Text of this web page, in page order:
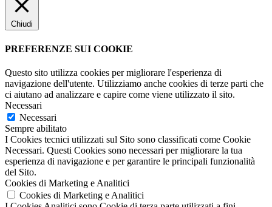
Chiudi
PREFERENZE SUI COOKIE
Questo sito utilizza cookies per migliorare l'esperienza di
navigazione dell'utente. Utilizziamo anche cookies di terze parti che
ci aiutano ad analizzare e capire come viene utilizzato il sito.
Necessari
Necessari
Sempre abilitato
I Cookies tecnici utilizzati sul Sito sono classificati come Cookie
Necessari. Questi Cookies sono necessari per migliorare la tua
esperienza di navigazione e per garantire le principali funzionalità
del Sito.
Cookies di Marketing e Analitici
Cookies di Marketing e Analitici